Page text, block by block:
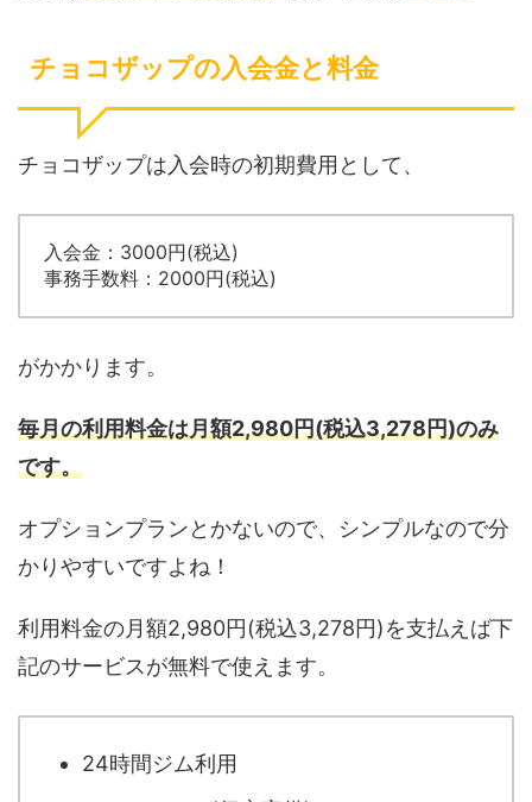
チョコザップの入会金と料金
チョコザップは入会時の初期費用として、
入会金：3000円(税込)
事務手数料：2000円(税込)
がかかります。
毎月の利用料金は月額2,980円(税込3,278円)のみ
です。
オプションプランとかないので、シンプルなので分
かりやすいですよね！
利用料金の月額2,980円(税込3,278円)を支払えば下
記のサービスが無料で使えます。
24時間ジム利用